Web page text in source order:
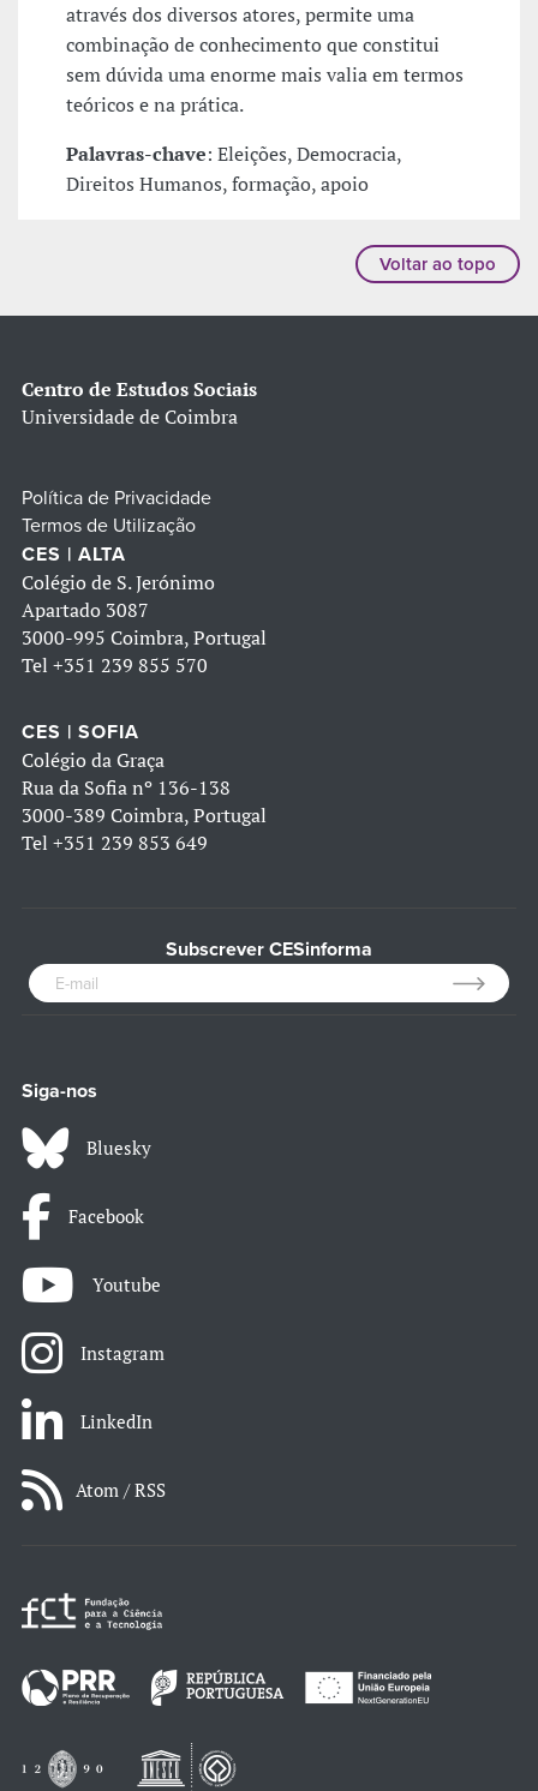
através dos diversos atores, permite uma
combinação de conhecimento que constitui
sem dúvida uma enorme mais valia em termos
teóricos e na prática.
Palavras-chave: Eleições, Democracia,
Direitos Humanos, formação, apoio
Voltar ao topo
Centro de Estudos Sociais
Universidade de Coimbra
Política de Privacidade
Termos de Utilização
CES | ALTA
Colégio de S. Jerónimo
Apartado 3087
3000-995 Coimbra, Portugal
Tel +351 239 855 570
CES | SOFIA
Colégio da Graça
Rua da Sofia nº 136-138
3000-389 Coimbra, Portugal
Tel +351 239 853 649
Subscrever CESinforma
Siga-nos
Bluesky
Facebook
Youtube
Instagram
LinkedIn
Atom / RSS